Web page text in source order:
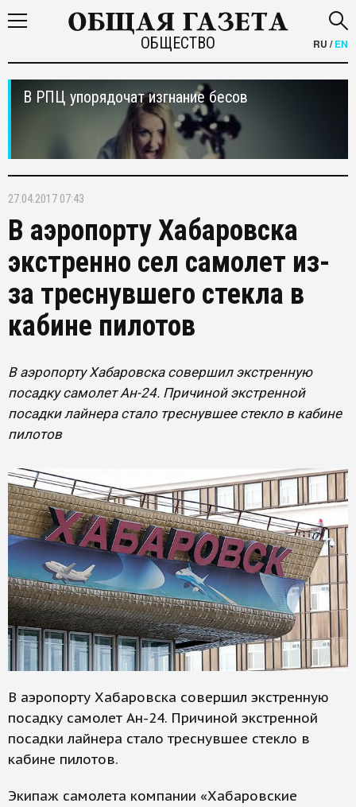
ОБЩЕСТВО RU /EN
В РПЦ упорядочат изгнание бесов
27.04.2017 07:43
В аэропорту Хабаровска
экстренно сел самолет из-
за треснувшего стекла в
кабине пилотов
В аэропорту Хабаровска совершил экстренную
посадку самолет Ан-24. Причиной экстренной
посадки лайнера стало треснувшее стекло в кабине
пилотов
В аэропорту Хабаровска совершил экстренную
посадку самолет Ан-24. Причиной экстренной
посадки лайнера стало треснувшее стекло в
кабине пилотов.
Экипаж самолета компании «Хабаровские